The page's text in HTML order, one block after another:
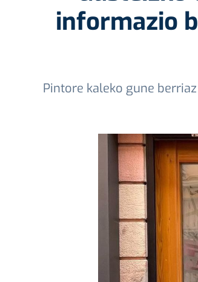
informazio
Pintore kaleko gune